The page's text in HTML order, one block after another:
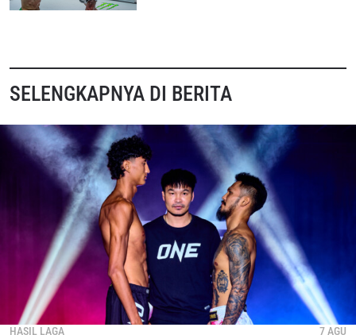
SELENGKAPNYA DI BERITA
HASIL LAGA 7 AGU